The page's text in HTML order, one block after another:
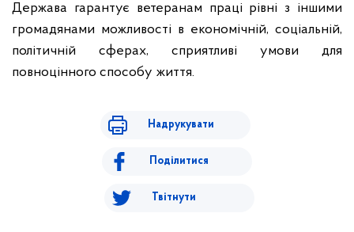
Держава гарантує ветеранам праці рівні з іншими
громадянами можливості в економічній, соціальній,
політичній сферах, сприятливі умови для
повноцінного способу життя.
Надрукувати
Поділитися
Твітнути